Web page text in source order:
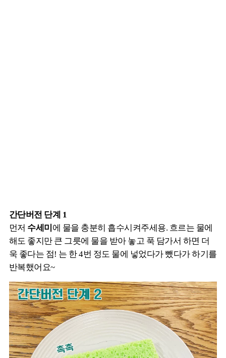
간단버전 단계 1
먼저 수세미 에 물을 충분히 흡수시켜주세용. 흐르는 물에
해도 좋지만 큰 그릇에 물을 받아 놓고 푹 담가서 하면 더
욱 좋다는 점! 는 한 4번 정도 물에 넣었다가 뺐다가 하기를
반복했어요~